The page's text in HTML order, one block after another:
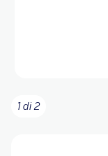
1 di 2